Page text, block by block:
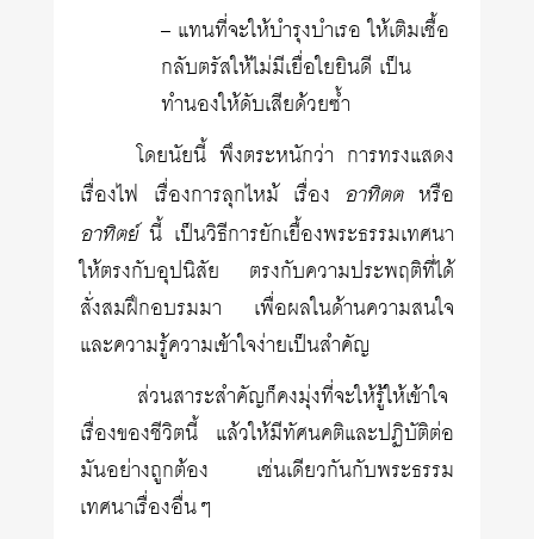
– แทนที่จะให้บำรุงบำเรอ ให้เติมเชื้อ
กลับตรัสให้ไม่มีเยื่อใยยินดี เป็น
ทำนองให้ดับเสียด้วยซ้ำ
โดยนัยนี้ พึงตระหนักว่า การทรงแสดง
เรื่องไฟ เรื่องการลุกไหม้ เรื่อง อาทิตตหรือ
อาทิตย์นี้ เป็นวิธีการยักเยื้องพระธรรมเทศนา
ให้ตรงกับอุปนิสัย ตรงกับความประพฤติที่ได้
สั่งสมฝึกอบรมมา เพื่อผลในด้านความสนใจ
และความรู้ความเข้าใจง่ายเป็นสำคัญ
ส่วนสาระสำคัญก็คงมุ่งที่จะให้รู้ให้เข้าใจ
เรื่องของชีวิตนี้ แล้วให้มีทัศนคติและปฏิบัติต่อ
มันอย่างถูกต้อง เช่นเดียวกันกับพระธรรม
เทศนาเรื่องอื่นๆ